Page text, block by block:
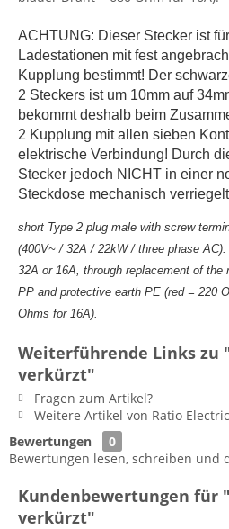
ACHTUNG: Dieser Stecker ist
Ladestationen mit fest
Kupplung bestimmt! Der
2 Steckers ist um 10mm auf
bekommt deshalb beim
2 Kupplung mit allen sieben
elektrische Verbindung! Durch
Stecker jedoch NICHT in einer
Steckdose mechanisch
short Type 2 plug male with screw
(400V~ / 32A / 22kW / three phase
32A or 16A, through replacement of
PP and protective earth PE (red = 220
Ohms for 16A).
Weiterführende Links zu
verkürzt"
Fragen zum Artikel?
Weitere Artikel von Ratio
Bewertungen
0
Bewertungen lesen, schreiben und
Kundenbewertungen für
verkürzt"